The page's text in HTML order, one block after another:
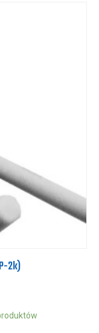
2k)